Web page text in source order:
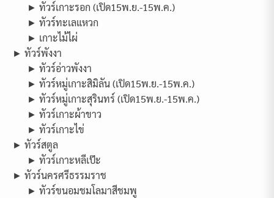
► ทัวร์เกาะรอก (เปิด15พ.ย.-15พ.ค.)
► ทัวร์ทะเลแหวก
► เกาะไม้ไผ่
► ทัวร์พังงา
► ทัวร์อ่าวพังงา
► ทัวร์หมู่เกาะสิมิลัน (เปิด15พ.ย.-15พ.ค.)
► ทัวร์หมู่เกาะสุรินทร์ (เปิด15พ.ย.-15พ.ค.)
► ทัวร์เกาะผ้าขาว
► ทัวร์เกาะไข่
► ทัวร์สตูล
► ทัวร์เกาะหลีเป๊ะ
► ทัวร์นครศรีธรรมราช
► ทัวร์ขนอมชมโลมาสีชมพู